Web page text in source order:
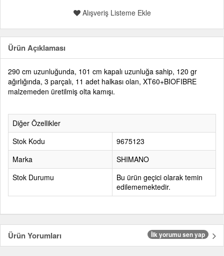
Alışveriş Listeme Ekle
Ürün Açıklaması
290 cm uzunluğunda, 101 cm kapalı uzunluğa sahip, 120 gr
ağırlığında, 3 parçalı, 11 adet halkası olan, XT60+BIOFIBRE
malzemeden üretilmiş olta kamışı.
Diğer Özellikler
Stok Kodu
9675123
Marka
SHIMANO
Stok Durumu
Bu ürün geçici olarak temin
edilememektedir.
Ürün Yorumları İlk yorumu sen yap